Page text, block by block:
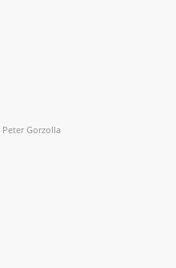
Peter Gorzolla